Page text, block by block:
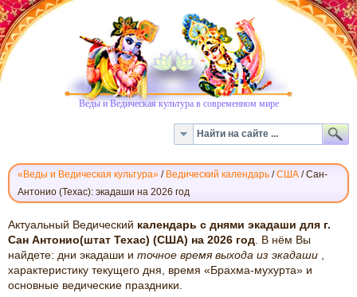
Веды и Ведическая культура в современном мире
«Веды и Ведическая культура» / Ведический календарь /США /Сан-
Антонио (Техас): экадаши на 2026 год
ВЕДИЧЕСКИЙ
КАЛЕНДАРЬ
ЭКАДАШИ:
САН-
АНТОНИО
Актуальный Ведический календарь с днями экадаши для г.
Сан Антонио(штат Техас) (США) на 2026 год . В нём Вы
найдете: дни экадаши и точное время выхода из экадаши
характеристику текущего дня, время «Брахма-мухурта» и
основные ведические праздники.